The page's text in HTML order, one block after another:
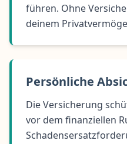
führen. Ohne
deinem
Persönliche
Die Versicherung
vor dem finanziellen